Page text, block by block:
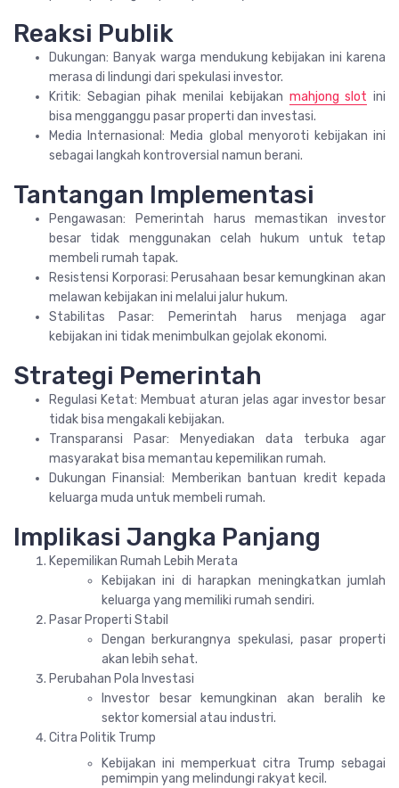
Reaksi Publik
Dukungan: Banyak warga mendukung kebijakan ini karena
merasa di lindungi dari spekulasi investor.
Kritik: Sebagian pihak menilai kebijakan mahjong slot ini
bisa mengganggu pasar properti dan investasi.
Media Internasional: Media global menyoroti kebijakan ini
sebagai langkah kontroversial namun berani.
Tantangan Implementasi
Pengawasan: Pemerintah harus memastikan investor
besar tidak menggunakan celah hukum untuk tetap
membeli rumah tapak.
Resistensi Korporasi: Perusahaan besar kemungkinan akan
melawan kebijakan ini melalui jalur hukum.
Stabilitas Pasar: Pemerintah harus menjaga agar
kebijakan ini tidak menimbulkan gejolak ekonomi.
Strategi Pemerintah
Regulasi Ketat: Membuat aturan jelas agar investor besar
tidak bisa mengakali kebijakan.
Transparansi Pasar: Menyediakan data terbuka agar
masyarakat bisa memantau kepemilikan rumah.
Dukungan Finansial: Memberikan bantuan kredit kepada
keluarga muda untuk membeli rumah.
Implikasi Jangka Panjang
Kepemilikan Rumah Lebih Merata
Kebijakan ini di harapkan meningkatkan jumlah
keluarga yang memiliki rumah sendiri.
Pasar Properti Stabil
Dengan berkurangnya spekulasi, pasar properti
akan lebih sehat.
Perubahan Pola Investasi
Investor besar kemungkinan akan beralih ke
sektor komersial atau industri.
Citra Politik Trump
Kebijakan ini memperkuat citra Trump sebagai
pemimpin yang melindungi rakyat kecil.